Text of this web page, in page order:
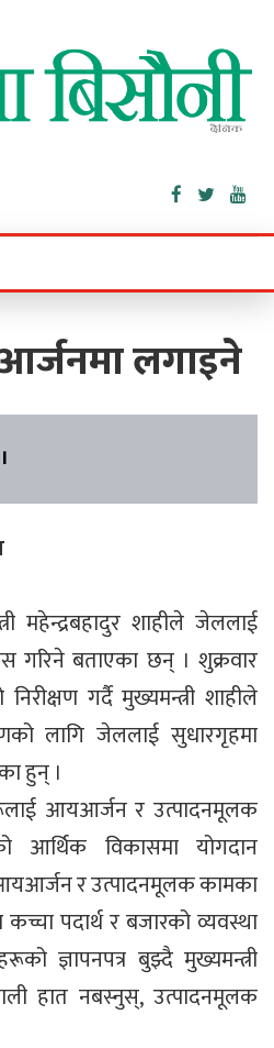
लगाइने
।
महेन्द्रबहादुर शाहीले जेललाई
गरिने बताएका छन् । शुक्रवार
गर्दै मुख्यमन्त्री शाहीले
लागि जेललाई सुधारगृहमा
हुन् ।
आयआर्जन र उत्पादनमूलक
आर्थिक विकासमा योगदान
र उत्पादनमूलक कामका
पदार्थ र बजारको व्यवस्था
ज्ञापनपत्र बुझ्दै मुख्यमन्त्री
हात नबस्नुस्, उत्पादनमूलक